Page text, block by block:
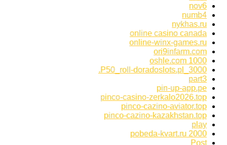
nov6
numb4
nykhas.ru
online casino canada
online-winx-games.ru
ori9infarm.com
oshle.com 1000
P50_roll-doradoslots.pl_3000.
part3
pin-up-app.pe
pinco-casino-zerkalo2026.top
pinco-cazino-aviator.top
pinco-cazino-kazakhstan.top
play
pobeda-kvart.ru 2000
Post